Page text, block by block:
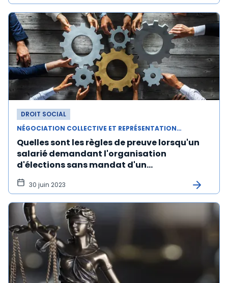
DROIT SOCIAL
NÉGOCIATION COLLECTIVE ET REPRÉSENTATION DU PERSONNEL
Quelles sont les règles de preuve lorsqu'un
salarié demandant l'organisation
d'élections sans mandat d'un
syndicat invoque la discrimination ?
30 juin 2023